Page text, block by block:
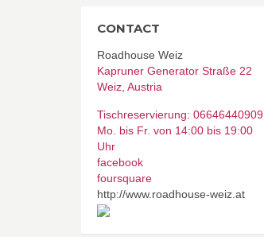
CONTACT
Roadhouse Weiz
Kapruner Generator Straße 22
Weiz Austria
Tischreservierung: 06646440909
Mo. bis Fr. von 14:00 bis 19:00
Uhr
facebook
foursquare
http://www.roadhouse-weiz.at